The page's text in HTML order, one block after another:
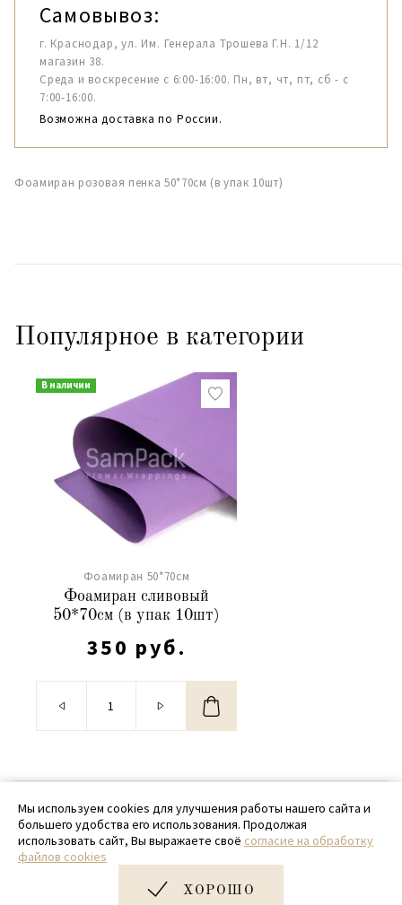
Самовывоз:
г. Краснодар, ул. Им. Генерала Трошева Г.Н. 1/12
магазин 38.
Среда и воскресение с 6:00-16:00. Пн, вт, чт, пт, сб - с
7:00-16:00.
Возможна доставка по России.
Фоамиран розовая пенка 50*70см (в упак 10шт)
Популярное в категории
В наличии
Фоамиран 50*70см
Фоамиран сливовый
50*70см (в упак 10шт)
350 руб.
© 2020 - 2026 SamPack
+ 7 (918) 699-97-87
zakaz@sampack.store
Дизайн и разработка сайта
Мы используем cookies для улучшения работы нашего сайта и
большего удобства его использования. Продолжая
использовать сайт, Вы выражаете своё согласие на обработку
файлов cookies
ХОРОШО